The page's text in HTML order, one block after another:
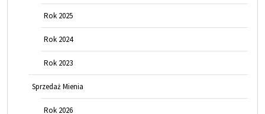
Rok 2025
Rok 2024
Rok 2023
Sprzedaż Mienia
Rok 2026